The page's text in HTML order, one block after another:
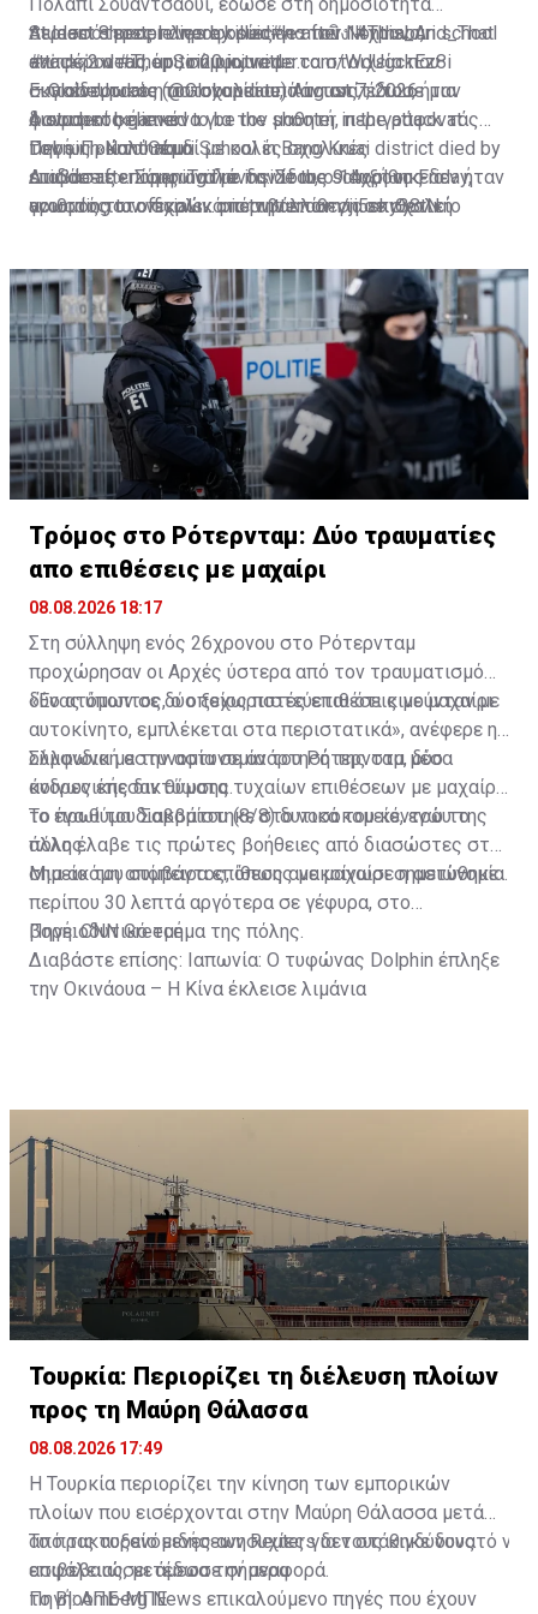
At least 8 people were killed#กราดยิง #This_And_That
#ข่าวด่วน #ThepSirin pic.twitter.com/WdUgckEz8i
— GlobeUpdate (@Globupdate)August 7, 2026
περισσότερες πληροφορίες για τον 14χρονο,
αναφέροντας ότι, σύμφωνα με τα στοιχεία που
συγκέντρωσε η αστυνομία από το σπίτι του, ήταν
φανατικός gamer.
Student shooter dies by suicide after Nonthaburi school
attack; 2 dead, up to 20 injured
A student believed to be the shooter in the attack at
Debsirin Nonthaburi School in Bang Kruai district died by
suicide after opening fire inside the school on Friday,
according to officials…pic.twitter.com/ji5sky38tN
Εκπαιδευτικός του σχολείου, πάντως, έδωσε μια
διαφορετική εικόνα για τον μαθητή, περιγράφοντάς
τον ως «καλό παιδί με καλές σχολικές
επιδόσεις». Σύμφωνα με τον ίδιο, ο 14χρονος δεν ήταν
γνωστός στο σχολικό περιβάλλον για επιθετική
Πηγή: Πρώτο Θέμα
Διαβάστε επίσης:Ταϊλάνδη: Στους 9 αυξήθηκε ο
αριθμός των νεκρών από την επίθεση σε σχολείο
Tρόμος στο Ρότερνταμ: Δύο τραυματίες
απο επιθέσεις με μαχαίρι
08.08.2026 18:17
Στη σύλληψη ενός 26χρονου στο Ρότερνταμ
προχώρησαν οι Αρχές ύστερα από τον τραυματισμό
δύο ατόμων σε δύο ξεχωριστές επιθέσεις με μαχαίρι.
«Ένας ύποπτος, ο οποίος πιστεύεται ότι κινούνταν με
αυτοκίνητο, εμπλέκεται στα περιστατικά», ανέφερε η
ολλανδική αστυνομία σε ανάρτησή της στα μέσα
κοινωνικής δικτύωσης.
Σύμφωνα με την αστυνομία του Ρότερνταμ, δύο
άνδρες έπεσαν θύματα τυχαίων επιθέσεων με μαχαίρι
το πρωί του Σαββάτου (8/8) δυτικά του κέντρου της
πόλης.
Το ένα θύμα διακομίστηκε στο νοσοκομείο, ενώ το
άλλο έλαβε τις πρώτες βοήθειες από διασώστες στο
σημείο του συμβάντος, όπως ανακοίνωσε η αστυνομία.
Μια ακόμη απόπειρα επίθεσης με μαχαίρι σημειώθηκε
περίπου 30 λεπτά αργότερα σε γέφυρα, στο
βορειοδυτικό τμήμα της πόλης.
Πηγή: CNN Greece
Διαβάστε επίσης: Ιαπωνία: Ο τυφώνας Dolphin έπληξε
την Οκινάουα – Η Κίνα έκλεισε λιμάνια
Τουρκία: Περιορίζει τη διέλευση πλοίων
προς τη Μαύρη Θάλασσα
08.08.2026 17:49
Η Τουρκία περιορίζει την κίνηση των εμπορικών
πλοίων που εισέρχονται στην Μαύρη Θάλασσα μετά
από τις αυξανόμενες ανησυχίες για τους κινδύνους
ασφάλειας, μετέδωσε σήμερα
το Bloomberg News επικαλούμενο πηγές που έχουν
Το πρακτορείο ειδήσεων Reuters δεν στάθηκε δυνατό να
επιβεβαιώσει άμεσα την αναφορά.
Πηγή: ΑΠΕ-ΜΠΕ